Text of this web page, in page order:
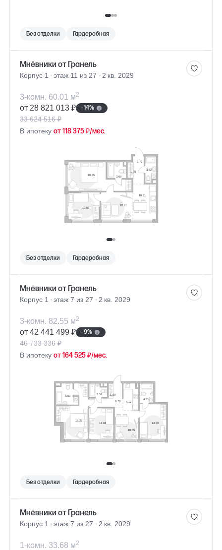
Без отделки Гардеробная
Мнёвники от Гранель
Корпус 1 этаж 11 из 27 2 кв. 2029
3-комн. 60.01 м2
от 28 821 013 ₽ - 14%
33 624 516 ₽
В ипотеку от 118 375 ₽/мес.
Без отделки Гардеробная
Мнёвники от Гранель
Корпус 1 этаж 7 из 27 2 кв. 2029
3-комн. 82.55 м2
от 42 441 499 ₽ - 9%
46 733 336 ₽
В ипотеку от 164 525 ₽/мес.
Без отделки Гардеробная
Мнёвники от Гранель
Корпус 1 этаж 7 из 27 2 кв. 2029
1-комн. 33.68 м2